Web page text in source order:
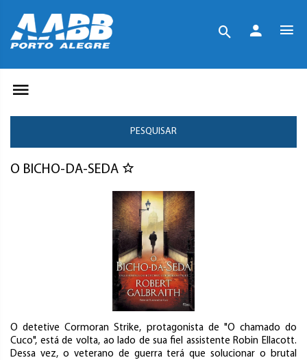
PESQUISAR
O BICHO-DA-SEDA
O detetive Cormoran Strike, protagonista de "O chamado do
Cuco", está de volta, ao lado de sua fiel assistente Robin Ellacott.
Dessa vez, o veterano de guerra terá que solucionar o brutal